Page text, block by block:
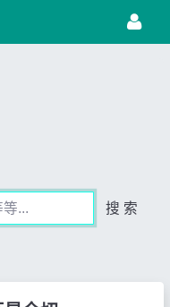
搜 索